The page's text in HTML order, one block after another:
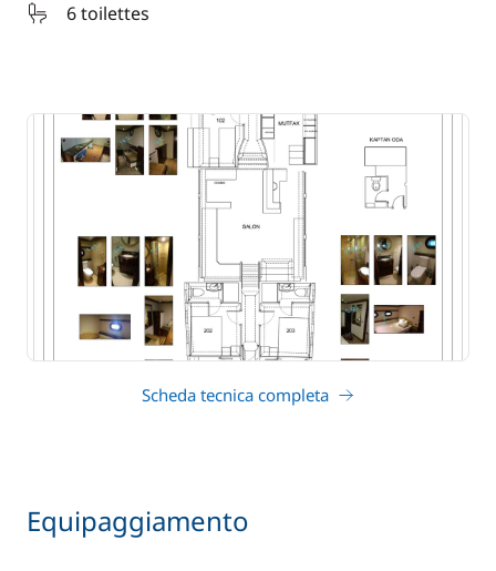
6 toilettes
Scheda tecnica completa
Equipaggiamento